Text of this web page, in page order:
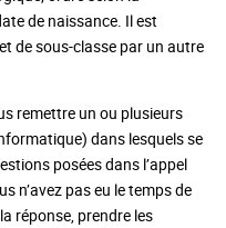
de naissance. Il est
de sous-classe par un autre
remettre un ou plusieurs
dans lesquels se
posées dans l’appel
n’avez pas eu le temps de
réponse, prendre les